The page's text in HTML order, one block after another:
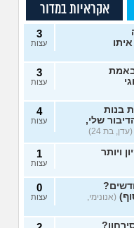
אקראיות במדור
3
עצות
3
עצות
בנות
שלי,
(עדן, בת 24)
4
עצות
ויותר 1
עצות
(אנונימי,
0
עצות